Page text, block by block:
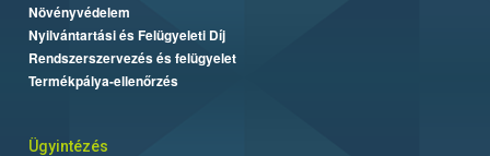
Növényvédelem
Nyilvántartási és Felügyeleti Díj
Rendszerszervezés és felügyelet
Termékpálya-ellenőrzés
Ügyintézés